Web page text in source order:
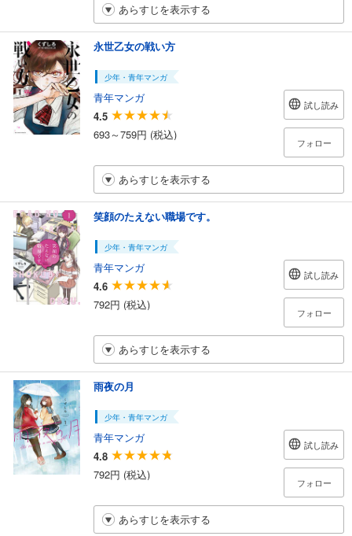
あらすじを表示する
永世乙女の戦い方
少年・青年マンガ
青年マンガ
4.5
693～759円 (税込)
試し読み
フォロー
あらすじを表示する
笑顔のたえない職場です。
少年・青年マンガ
青年マンガ
4.6
792円 (税込)
試し読み
フォロー
あらすじを表示する
雨夜の月
少年・青年マンガ
青年マンガ
4.8
792円 (税込)
試し読み
フォロー
あらすじを表示する